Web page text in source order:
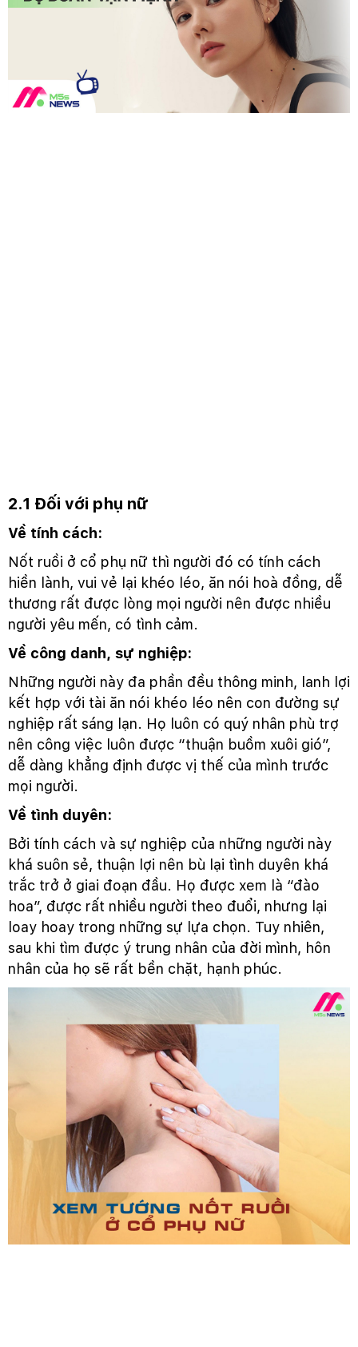
2.1 Đối với phụ nữ
Về tính cách:
Nốt ruồi ở cổ phụ nữ thì người đó có tính cách
hiền lành, vui vẻ lại khéo léo, ăn nói hoà đồng, dễ
thương rất được lòng mọi người nên được nhiều
người yêu mến, có tình cảm.
Về công danh, sự nghiệp:
Những người này đa phần đều thông minh, lanh lợi
kết hợp với tài ăn nói khéo léo nên con đường sự
nghiệp rất sáng lạn. Họ luôn có quý nhân phù trợ
nên công việc luôn được “thuận buồm xuôi gió”,
dễ dàng khẳng định được vị thế của mình trước
mọi người.
Về tình duyên:
Bởi tính cách và sự nghiệp của những người này
khá suôn sẻ, thuận lợi nên bù lại tình duyên khá
trắc trở ở giai đoạn đầu. Họ được xem là “đào
hoa”, được rất nhiều người theo đuổi, nhưng lại
loay hoay trong những sự lựa chọn. Tuy nhiên,
sau khi tìm được ý trung nhân của đời mình, hôn
nhân của họ sẽ rất bền chặt, hạnh phúc.